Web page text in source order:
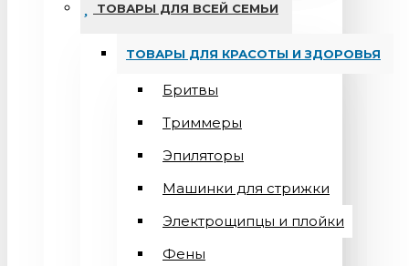
ТОВАРЫ ДЛЯ ВСЕЙ СЕМЬИ
ТОВАРЫ ДЛЯ КРАСОТЫ И ЗДОРОВЬЯ
Бритвы
Триммеры
Эпиляторы
Машинки для стрижки
Электрощипцы и плойки
Фены